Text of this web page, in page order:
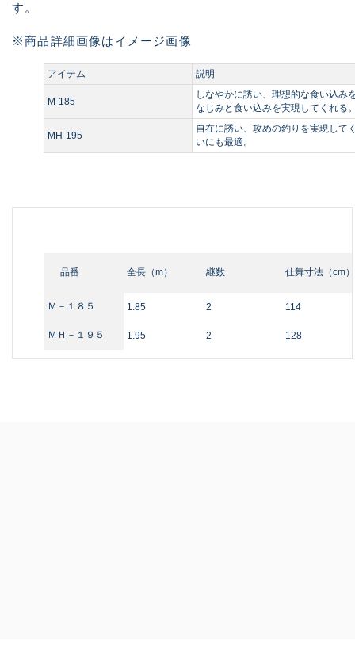
す。
※商品詳細画像はイメージ画像
アイテム 説明
M-185
しなやかに誘い、理想的な食い込み
なじみと食い込みを実現してくれる
MH-195
自在に誘い、攻めの釣りを実現して
いにも最適。
品番 全長（m） 継数 仕舞寸法（cm）
Ｍ－１８５ 1.85 2 114
ＭＨ－１９５ 1.95 2 128